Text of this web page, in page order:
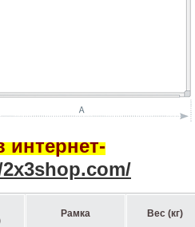
интернет-
x3shop.com/
Рамка Вес (кг)